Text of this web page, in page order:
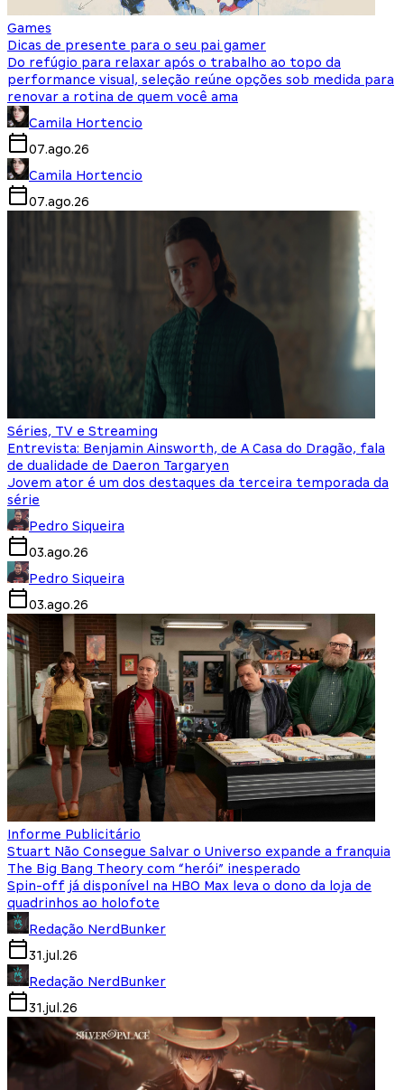
Games
Dicas de presente para o seu pai gamer
Do refúgio para relaxar após o trabalho ao topo da
performance visual, seleção reúne opções sob medida para
renovar a rotina de quem você ama
Camila Hortencio
07.ago.26
Camila Hortencio
07.ago.26
Séries, TV e Streaming
Entrevista: Benjamin Ainsworth, de A Casa do Dragão, fala
de dualidade de Daeron Targaryen
Jovem ator é um dos destaques da terceira temporada da
série
Pedro Siqueira
03.ago.26
Pedro Siqueira
03.ago.26
Informe Publicitário
Stuart Não Consegue Salvar o Universo expande a franquia
The Big Bang Theory com “herói” inesperado
Spin-off já disponível na HBO Max leva o dono da loja de
quadrinhos ao holofote
Redação NerdBunker
31.jul.26
Redação NerdBunker
31.jul.26